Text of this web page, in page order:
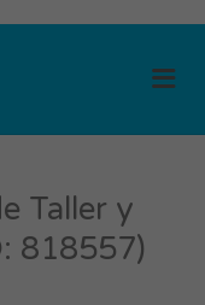
Taller y
818557)